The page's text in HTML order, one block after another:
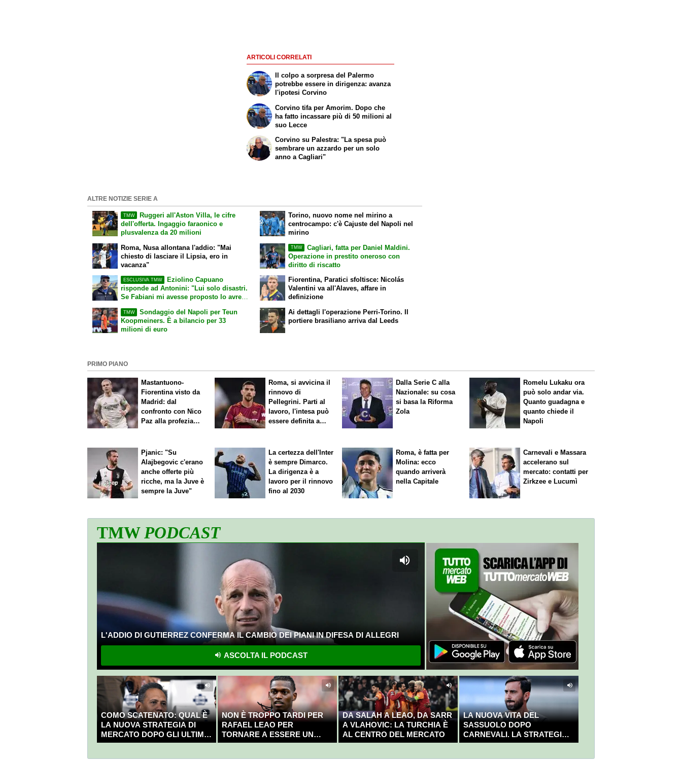
ARTICOLI CORRELATI
Il colpo a sorpresa del Palermo
potrebbe essere in dirigenza: avanza
l'ipotesi Corvino
Corvino tifa per Amorim. Dopo che
ha fatto incassare più di 50 milioni al
suo Lecce
Corvino su Palestra: "La spesa può
sembrare un azzardo per un solo
anno a Cagliari"
ALTRE NOTIZIE SERIE A
TMW
Ruggeri all'Aston Villa, le cifre
dell'offerta. Ingaggio faraonico e
plusvalenza da 20 milioni
Roma, Nusa allontana l'addio: "Mai
chiesto di lasciare il Lipsia, ero in
vacanza"
Torino, nuovo nome nel mirino a
centrocampo: c'è Cajuste del Napoli nel
mirino
TMW
Cagliari, fatta per Daniel Maldini.
Operazione in prestito oneroso con
diritto di riscatto
ESCLUSIVA TMW
Eziolino Capuano
risponde ad Antonini: "Lui solo disastri.
Se Fabiani mi avesse proposto lo avrei
TMW
Sondaggio del Napoli per Teun
Koopmeiners. È a bilancio per 33
milioni di euro
Fiorentina, Paratici sfoltisce: Nicolás
Valentini va all'Alaves, affare in
definizione
Ai dettagli l'operazione Perri-Torino. Il
portiere brasiliano arriva dal Leeds
PRIMO PIANO
Mastantuono-
Fiorentina visto da
Madrid: dal
confronto con Nico
Paz alla profezia
Roma, si avvicina il
rinnovo di
Pellegrini. Parti al
lavoro, l'intesa può
essere definita a
Dalla Serie C alla
Nazionale: su cosa
si basa la Riforma
Zola
Romelu Lukaku ora
può solo andar via.
Quanto guadagna e
quanto chiede il
Napoli
Pjanic: "Su
Alajbegovic c'erano
anche offerte più
ricche, ma la Juve è
sempre la Juve"
La certezza dell'Inter
è sempre Dimarco.
La dirigenza è a
lavoro per il rinnovo
fino al 2030
Roma, è fatta per
Molina: ecco
quando arriverà
nella Capitale
Carnevali e Massara
accelerano sul
mercato: contatti per
Zirkzee e Lucumì
TMWPODCAST
L'ADDIO DI GUTIERREZ CONFERMA IL CAMBIO DEI PIANI IN DIFESA DI ALLEGRI
ASCOLTA IL PODCAST
COMO SCATENATO: QUAL È
LA NUOVA STRATEGIA DI
MERCATO DOPO GLI ULTIMI
COLPI?
NON È TROPPO TARDI PER
RAFAEL LEAO PER
TORNARE A ESSERE UN
CAMPIONE
DA SALAH A LEAO, DA SARR
A VLAHOVIC: LA TURCHIA È
AL CENTRO DEL MERCATO
LA NUOVA VITA DEL
SASSUOLO DOPO
CARNEVALI. LA STRATEGIA È
GIÀ CHIARA E DECISA